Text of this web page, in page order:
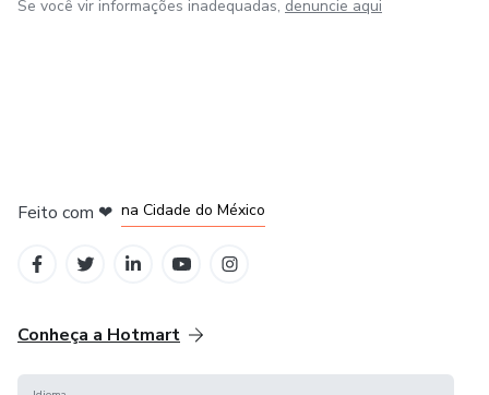
Se você vir informações inadequadas, denuncie aqui
Feito com ❤ na Cidade do México
Conheça a Hotmart